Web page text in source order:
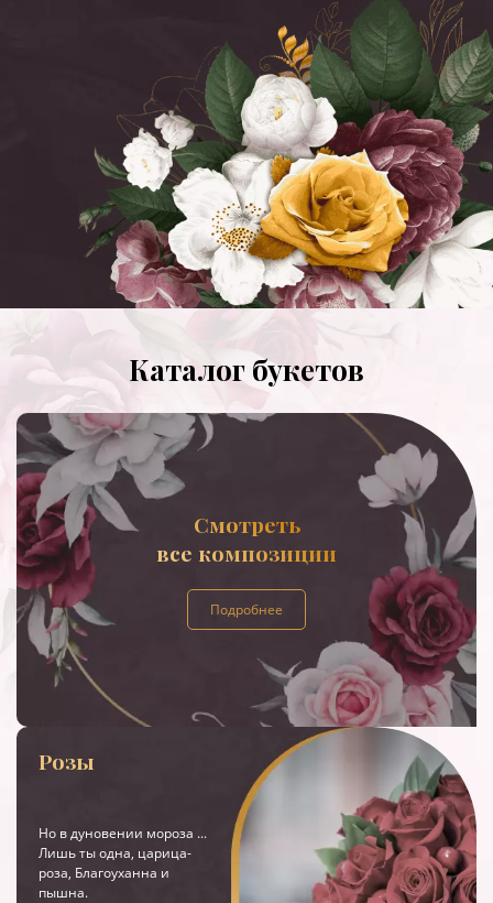
Каталог букетов
Смотреть
все композиции
Подробнее
Розы
Но в дуновении мороза ...
Лишь ты одна, царица-
роза, Благоуханна и
пышна.